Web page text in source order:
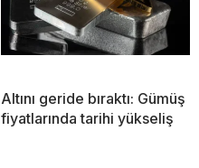
Altını geride bıraktı: Gümüş
fiyatlarında tarihi yükseliş